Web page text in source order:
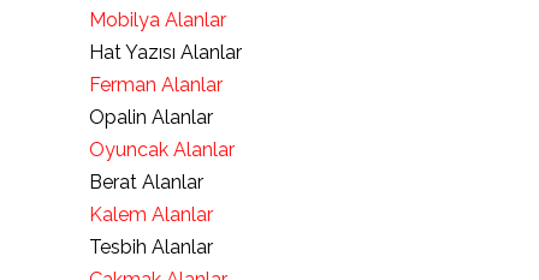
Mobilya Alanlar
Hat Yazısı Alanlar
Ferman Alanlar
Opalin Alanlar
Oyuncak Alanlar
Berat Alanlar
Kalem Alanlar
Tesbih Alanlar